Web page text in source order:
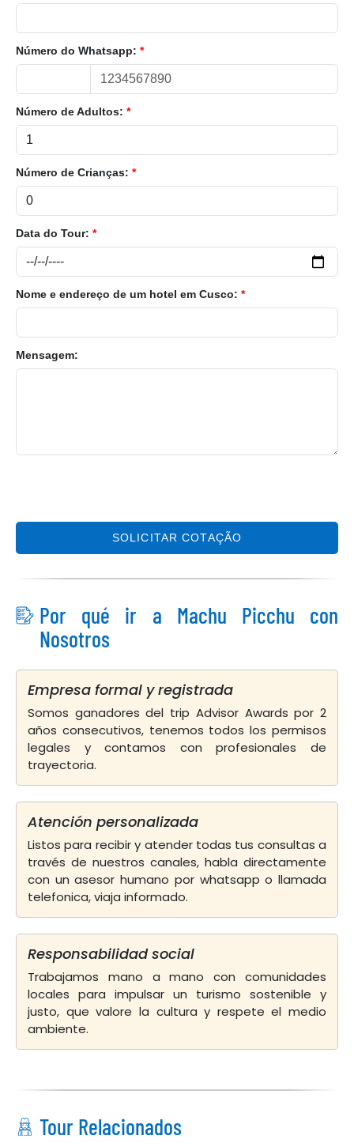
Número do Whatsapp: *
Número de Adultos: *
Número de Crianças: *
Data do Tour: *
Nome e endereço de um hotel em Cusco: *
Mensagem:
SOLICITAR COTAÇÃO
Por qué ir a Machu Picchu con
Nosotros
Empresa formal y registrada
Somos ganadores del trip Advisor Awards por 2
años consecutivos, tenemos todos los permisos
legales y contamos con profesionales de
trayectoria.
Atención personalizada
Listos para recibir y atender todas tus consultas a
través de nuestros canales, habla directamente
con un asesor humano por whatsapp o llamada
telefonica, viaja informado.
Responsabilidad social
Trabajamos mano a mano con comunidades
locales para impulsar un turismo sostenible y
justo, que valore la cultura y respete el medio
ambiente.
Tour Relacionados